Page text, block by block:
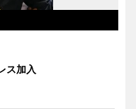
ス加入